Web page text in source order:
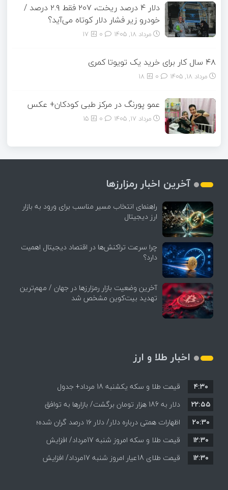
دلار ۴ درصد ریخت، ۲۰۷ فقط ۲.۹ درصد /
خودرو زیر فشار دلار کوتاه می‌آید؟
مرداد ۱۸, ۱۴۰۵ 17
۴۸ سال کار برای خرید یک تویوتا کمری
مرداد ۱۸, ۱۴۰۵ 18
عمو پورنگ در مرکز طبی کودکان+ عکس
مرداد ۱۷, ۱۴۰۵ 15
آخرین اخبار رمزارزها
راهنمای انتخاب مسیر مناسب برای ورود به بازار
ارز دیجیتال
چرا سرعت تراکنش‌ها در اقتصاد دیجیتال اهمیت
دارد؟
آخرین وضعیت بازار رمزارزها در جهان / مهم‌ترین
تهدید بیت‌کوین مشخص شد
اخبار طلا و ارز
قیمت طلا و سکه یکشنبه 18 مرداد+ جدول
۴:۳۰
دلار به 186 هزار تومان برگشت/ بازارها به توافق
احتمالی هرمز چه واکنشی نشان دادند؟
۲۲:۵۵
اظهارات همتی درباره دلار/ دلار ۱۶ درصد گران شده؛
این افزایش طبیعی است
۲۰:۳۰
قیمت طلا و سکه امروز شنبه 17مرداد/ افزایش
همه قیمت ها + جدول و جزئیات
۱۲:۳۰
قیمت طلای 18عیار امروز شنبه 17مرداد/ افزایش
۱۲:۳۰